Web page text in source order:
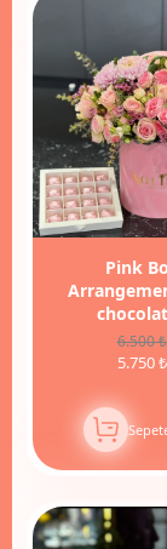
Pink
6.500 ₺
5.750 ₺